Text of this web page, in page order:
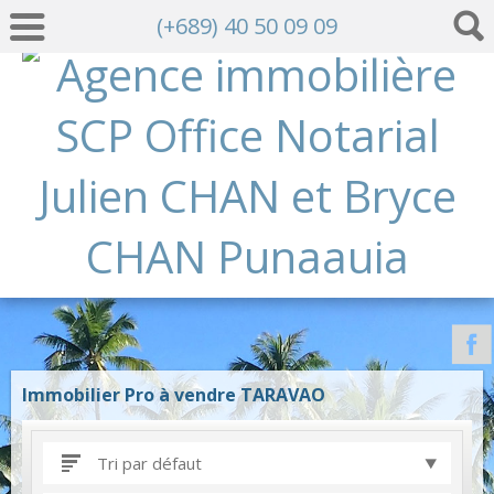
(+689) 40 50 09 09
Immobilier Pro à vendre TARAVAO
Tri par défaut